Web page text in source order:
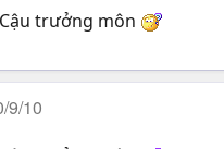
trưởng môn
9/10